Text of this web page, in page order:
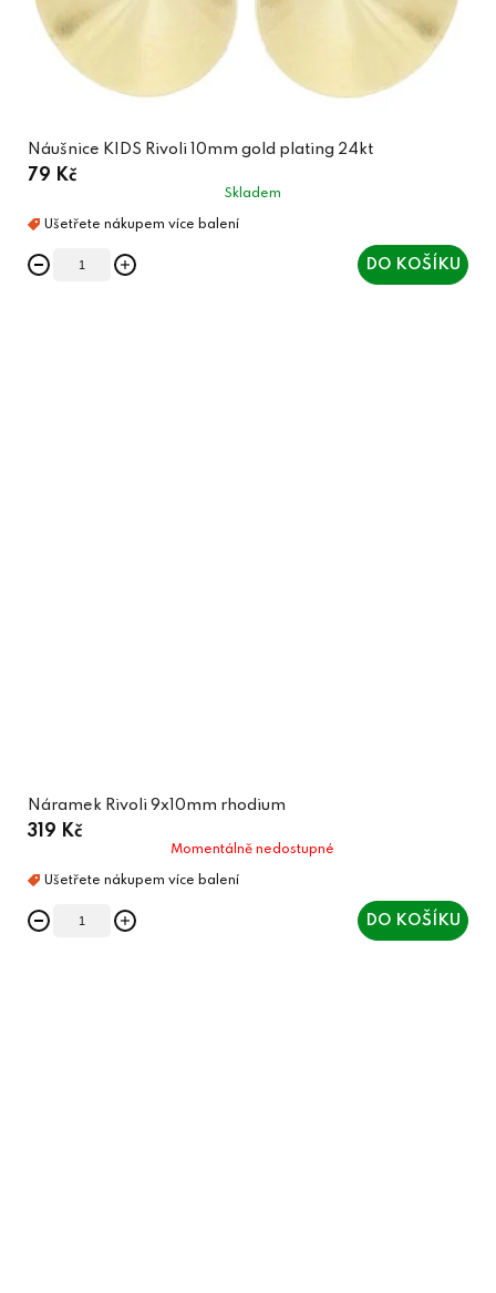
Náušnice KIDS Rivoli 10mm gold plating 24kt
79 Kč
Skladem
DO KOŠÍKU
Náramek Rivoli 9x10mm rhodium
319 Kč
Momentálně nedostupné
DO KOŠÍKU